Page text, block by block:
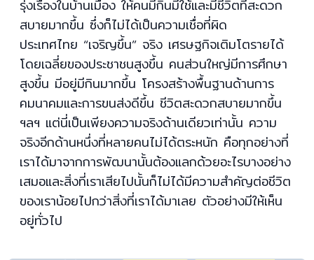
รุ่งเรืองในบ้านเมือง ให้คนมีกินมีใช้และมีชีวิตที่สะดวก
สบายมากขึ้น ซึ่งก็ไม่ได้เป็นความเชื่อที่ผิด
ประเทศไทย “เจริญขึ้น” จริง เศรษฐกิจเติมโตรายได้
โดยเฉลี่ยของประชาชนสูงขึ้น คนส่วนใหญ่มีการศึกษา
สูงขึ้น มีอยู่มีกินมากขึ้น โครงสร้างพื้นฐานด้านการ
คมนาคมและการขนส่งดีขึ้น ชีวิตสะดวกสบายมากขึ้น
ฯลฯ แต่นี่เป็นเพียงความจริงด้านเดียวเท่านั้น ความ
จริงอีกด้านหนึ่งที่หลายคนไม่ได้ตระหนัก คือทุกอย่างที่
เราได้มาจากการพัฒนานั้นต้องแลกด้วยอะไรบางอย่าง
เสมอและสิ่งที่เราเสียไปนั้นก็ไม่ได้มีความสำคัญต่อชีวิต
ของเราน้อยไปกว่าสิ่งที่เราได้มาเลย ตัวอย่างมีให้เห็น
อยู่ทั่วไป